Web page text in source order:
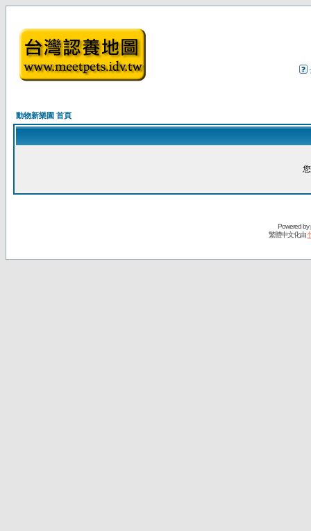
動物新樂園 首頁
Powered by
繁體中文化由